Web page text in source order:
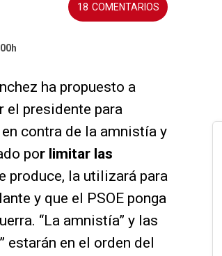
18
ha propuesto a
el presidente para
contra de la amnistía y
por limitar las
produce, la utilizará para
y que el PSOE ponga
“La amnistía” y las
en el orden del